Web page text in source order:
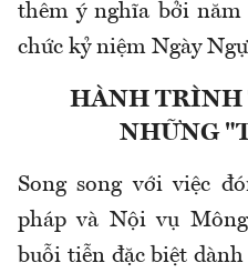
thêm ý nghĩa bởi
chức kỷ niệm Ngày
HÀNH TRÌNH
NHỮNG
Song song với việc
pháp và Nội vụ
buỗi tiễn đặc biệt